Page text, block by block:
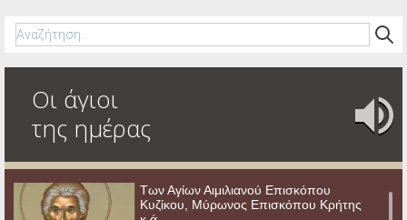
Οι άγιοι
της ημέρας
Των Αγίων Αιμιλιανού Επισκόπου
Κυζίκου, Μύρωνος Επισκόπου Κρήτης